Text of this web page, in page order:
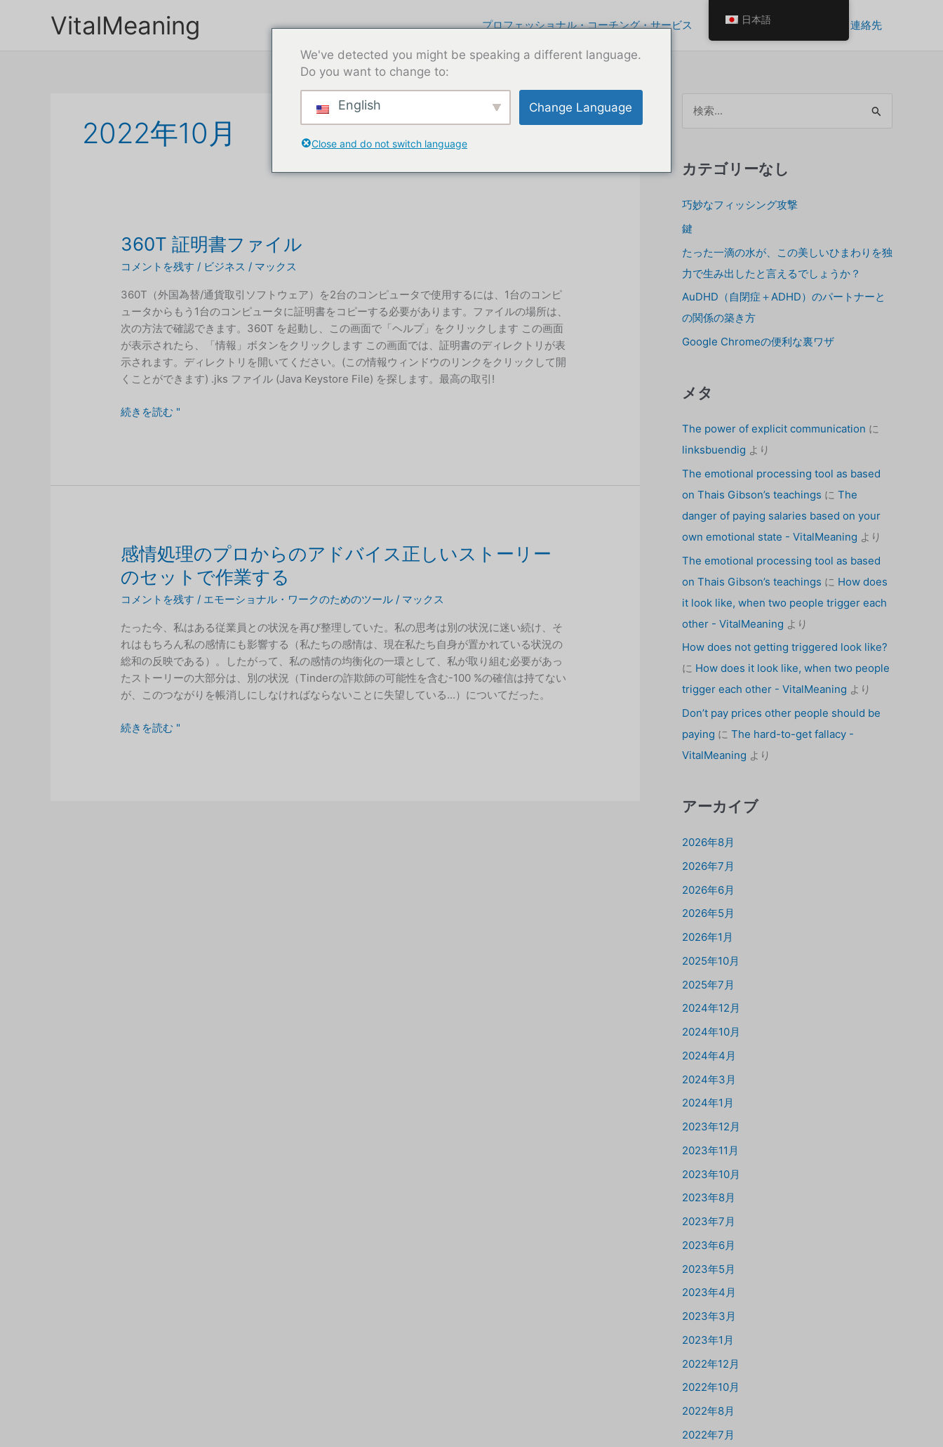
VitalMeaning プロフェッショナル・コーチング・サービス 自分を成長させるツール 連絡先
2022年10月
360T 証明書ファイル
コメントを残す / ビジネス / マックス
360T（外国為替/通貨取引ソフトウェア）を2台のコンピュータで使用するには、1台のコンピ
ュータからもう1台のコンピュータに証明書をコピーする必要があります。ファイルの場所は、
次の方法で確認できます。360T を起動し、この画面で「ヘルプ」をクリックします この画面
が表示されたら、「情報」ボタンをクリックします この画面では、証明書のディレクトリが表
示されます。ディレクトリを開いてください。(この情報ウィンドウのリンクをクリックして開
くことができます) .jks ファイル (Java Keystore File) を探します。最高の取引!
360T
続きを読む "
感情処理のプロからのアドバイス正しいストーリー
のセットで作業する
コメントを残す / エモーショナル・ワークのためのツール / マックス
たった今、私はある従業員との状況を再び整理していた。私の思考は別の状況に迷い続け、そ
れはもちろん私の感情にも影響する（私たちの感情は、現在私たち自身が置かれている状況の
総和の反映である）。したがって、私の感情の均衡化の一環として、私が取り組む必要があっ
たストーリーの大部分は、別の状況（Tinderの詐欺師の可能性を含む-100 %の確信は持てない
が、このつながりを帳消しにしなければならないことに失望している...）についてだった。
感
続きを読む "
イ
ス
カテゴリーなし
巧妙なフィッシング攻撃
鍵
たった一滴の水が、この美しいひまわりを独
力で生み出したと言えるでしょうか？
AuDHD（自閉症＋ADHD）のパートナーと
の関係の築き方
Google Chromeの便利な裏ワザ
メタ
The power of explicit communication に
linksbuendig より
The emotional processing tool as based
on Thais Gibson’s teachings に The
danger of paying salaries based on your
own emotional state - VitalMeaning より
The emotional processing tool as based
on Thais Gibson’s teachings に How does
it look like, when two people trigger each
other - VitalMeaning より
How does not getting triggered look like?
に How does it look like, when two people
trigger each other - VitalMeaning より
Don’t pay prices other people should be
paying に The hard-to-get fallacy -
VitalMeaning より
アーカイブ
2026年8月
2026年7月
2026年6月
2026年5月
2026年1月
2025年10月
2025年7月
2024年12月
2024年10月
2024年4月
2024年3月
2024年1月
2023年12月
2023年11月
2023年10月
2023年8月
2023年7月
2023年6月
2023年5月
2023年4月
2023年3月
2023年1月
2022年12月
2022年10月
2022年8月
2022年7月
日本語
We've detected you might be speaking a different language.
Do you want to change to:
English Change Language
Close and do not switch language